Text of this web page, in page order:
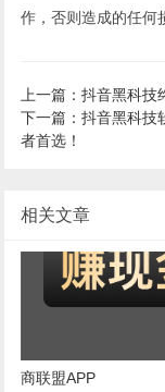
作，否则造成的任何
上一篇：抖音黑科
下一篇：抖音黑科技
者首选！
相关文章
商联盟APP